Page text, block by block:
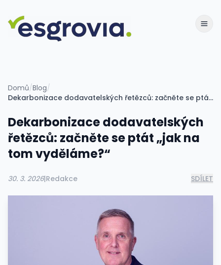
Domů/Blog/
Dekarbonizace dodavatelských řetězců: začněte se ptát „jak na tom vyděláme?“
Dekarbonizace dodavatelských
řetězců: začněte se ptát „jak na
tom vyděláme?“
30. 3. 2026|Redakce SDÍLET